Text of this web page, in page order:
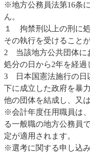
※地方公務員法第16条
ん。
１ 拘禁刑以上の刑に
その執行を受けること
2 当該地方公共団体に
処分の日から2年を経過
3 日本国憲法施行の日
下に成立した政府を暴
他の団体を結成し、又
※会計年度任用職員は
る一般職の地方公務員
定が適用されます。
※選考に関する申し込